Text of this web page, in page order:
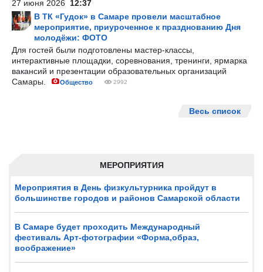
МЕРОПРИЯТИЯ
Мероприятия в День физкультурника пройдут в
большинстве городов и районов Самарской области
В Самаре будет проходить Международный
фестиваль Арт-фотографии «Форма,образ,
воображение»
27 июня 2026 12:37
В ТК «Гудок» в Самаре провели масштабное
мероприятие, приуроченное к празднованию Дня
молодёжи: ФОТО
Для гостей были подготовлены мастер-классы,
интерактивные площадки, соревнования, тренинги, ярмарка
вакансий и презентации образовательных организаций
Самары.
Общество 2992
Весь список